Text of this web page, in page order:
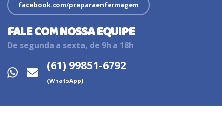
facebook.com/preparaenfermagem
FALE COM NOSSA EQUIPE
De segunda a sexta, de 9h a 18h
(61) 99851-6792
(WhatsApp)